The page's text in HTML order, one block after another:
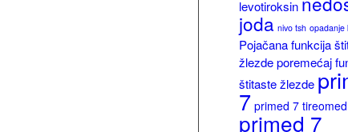
levotiroksin
joda nivo tsh opadanje
Pojačana funkcija
žlezde poremećaj
štitaste žlezde
7 primed 7 tireomed
primed 7